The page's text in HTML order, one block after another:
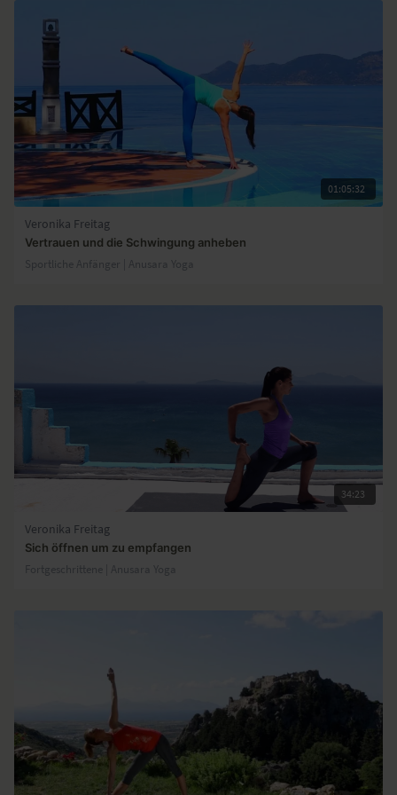
01:05:32
Veronika Freitag
Vertrauen und die Schwingung anheben
Sportliche Anfänger | Anusara Yoga
34:23
Veronika Freitag
Sich öffnen um zu empfangen
Fortgeschrittene | Anusara Yoga